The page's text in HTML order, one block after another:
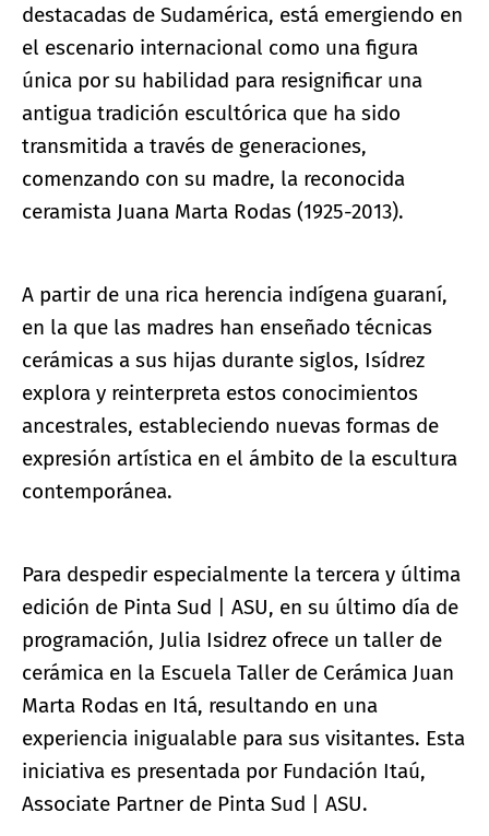
destacadas de Sudamérica, está emergiendo en
el escenario internacional como una figura
única por su habilidad para resignificar una
antigua tradición escultórica que ha sido
transmitida a través de generaciones,
comenzando con su madre, la reconocida
ceramista Juana Marta Rodas (1925-2013).
A partir de una rica herencia indígena guaraní,
en la que las madres han enseñado técnicas
cerámicas a sus hijas durante siglos, Isídrez
explora y reinterpreta estos conocimientos
ancestrales, estableciendo nuevas formas de
expresión artística en el ámbito de la escultura
contemporánea.
Para despedir especialmente la tercera y última
edición de Pinta Sud | ASU, en su último día de
programación, Julia Isidrez ofrece un taller de
cerámica en la Escuela Taller de Cerámica Juan
Marta Rodas en Itá, resultando en una
experiencia inigualable para sus visitantes. Esta
iniciativa es presentada por Fundación Itaú,
Associate Partner de Pinta Sud | ASU.